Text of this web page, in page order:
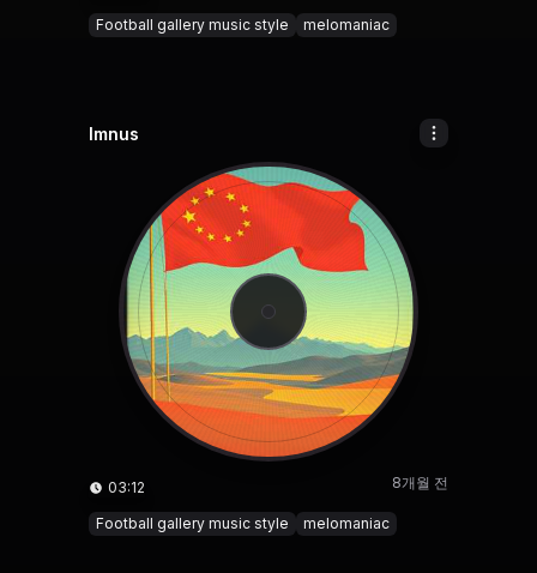
Football gallery music style melomaniac
Imnus
03:12 8개월 전
Football gallery music style melomaniac